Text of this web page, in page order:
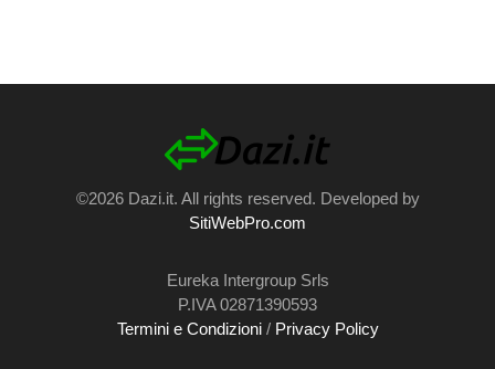
©2026 Dazi.it. All rights reserved. Developed by
SitiWebPro.com
Eureka Intergroup Srls
P.IVA 02871390593
Termini e Condizioni/ Privacy Policy